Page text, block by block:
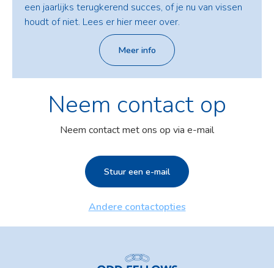
een jaarlijks terugkerend succes, of je nu van vissen
houdt of niet. Lees er hier meer over.
Meer info
Neem contact op
Neem contact met ons op via e-mail
Stuur een e-mail
Andere contactopties